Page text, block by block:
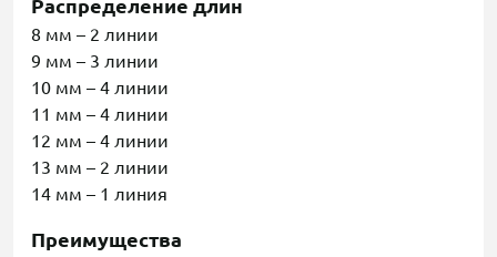
Распределение длин
8 мм – 2 линии
9 мм – 3 линии
10 мм – 4 линии
11 мм – 4 линии
12 мм – 4 линии
13 мм – 2 линии
14 мм – 1 линия
Преимущества